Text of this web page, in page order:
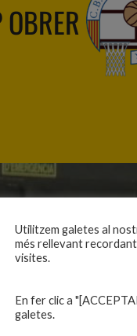
Masculí
Femení
Utilitzem galetes al
més rellevant
visites.
En fer clic a
galetes.